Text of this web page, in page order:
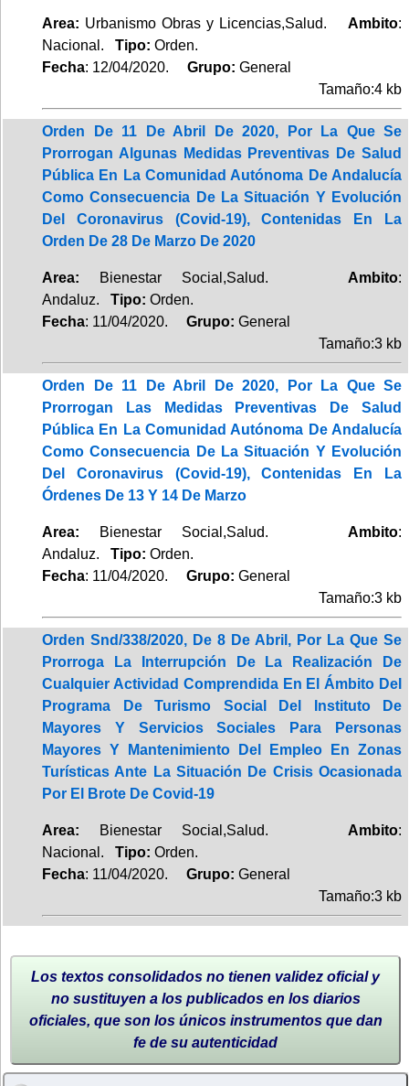
Area: Urbanismo Obras y Licencias,Salud. Ambito:
Nacional. Tipo: Orden.
Fecha: 12/04/2020. Grupo: General
Tamaño:4 kb
Orden De 11 De Abril De 2020, Por La Que Se
Prorrogan Algunas Medidas Preventivas De Salud
Pública En La Comunidad Autónoma De Andalucía
Como Consecuencia De La Situación Y Evolución
Del Coronavirus (Covid-19), Contenidas En La
Orden De 28 De Marzo De 2020
Area: Bienestar Social,Salud. Ambito:
Andaluz. Tipo: Orden.
Fecha: 11/04/2020. Grupo: General
Tamaño:3 kb
Orden De 11 De Abril De 2020, Por La Que Se
Prorrogan Las Medidas Preventivas De Salud
Pública En La Comunidad Autónoma De Andalucía
Como Consecuencia De La Situación Y Evolución
Del Coronavirus (Covid-19), Contenidas En La
Órdenes De 13 Y 14 De Marzo
Area: Bienestar Social,Salud. Ambito:
Andaluz. Tipo: Orden.
Fecha: 11/04/2020. Grupo: General
Tamaño:3 kb
Orden Snd/338/2020, De 8 De Abril, Por La Que Se
Prorroga La Interrupción De La Realización De
Cualquier Actividad Comprendida En El Ámbito Del
Programa De Turismo Social Del Instituto De
Mayores Y Servicios Sociales Para Personas
Mayores Y Mantenimiento Del Empleo En Zonas
Turísticas Ante La Situación De Crisis Ocasionada
Por El Brote De Covid-19
Area: Bienestar Social,Salud. Ambito:
Nacional. Tipo: Orden.
Fecha: 11/04/2020. Grupo: General
Tamaño:3 kb
Los textos consolidados no tienen validez oficial y
no sustituyen a los publicados en los diarios
oficiales, que son los únicos instrumentos que dan
fe de su autenticidad